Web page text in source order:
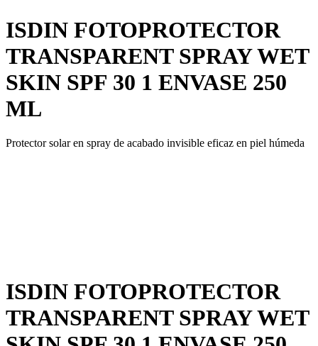
ISDIN FOTOPROTECTOR
TRANSPARENT SPRAY WET
SKIN SPF 30 1 ENVASE 250
ML
Protector solar en spray de acabado invisible eficaz en piel húmeda
ISDIN FOTOPROTECTOR
TRANSPARENT SPRAY WET